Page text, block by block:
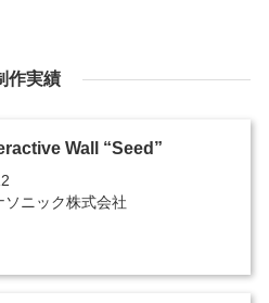
作実績
Wall “Seed”
ソニック株式会社